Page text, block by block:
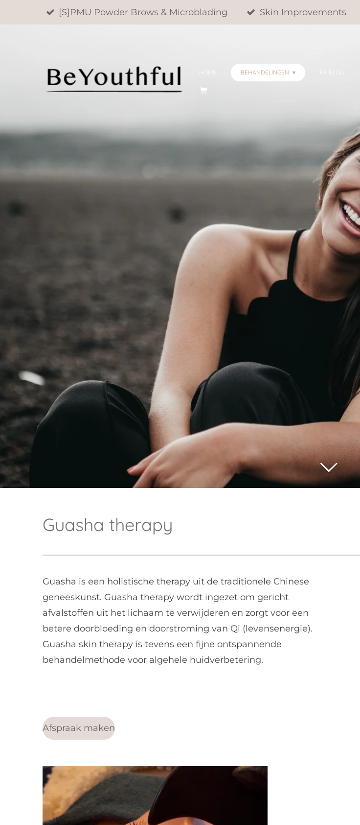
hoofdinhoud
[S]PMU Powder Brows & Microblading Skin Improvements
BEHANDELINGEN
Guasha therapy
Guasha is een holistische therapy uit de traditionele Chinese
geneeskunst. Guasha therapy wordt ingezet om gericht
afvalstoffen uit het lichaam te verwijderen en zorgt voor een
betere doorbloeding en doorstroming van Qi (levensenergie).
Guasha skin therapy is tevens een fijne ontspannende
behandelmethode voor algehele huidverbetering.
Afspraak maken